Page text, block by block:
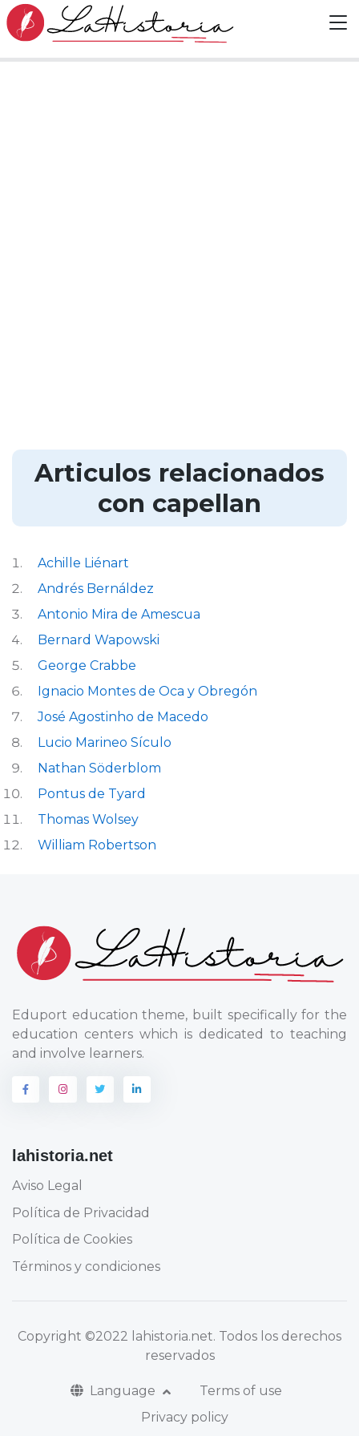
Articulos relacionados
con capellan
Achille Liénart
Andrés Bernáldez
Antonio Mira de Amescua
Bernard Wapowski
George Crabbe
Ignacio Montes de Oca y Obregón
José Agostinho de Macedo
Lucio Marineo Sículo
Nathan Söderblom
Pontus de Tyard
Thomas Wolsey
William Robertson
Eduport education theme, built specifically for the
education centers which is dedicated to teaching
and involve learners.
lahistoria.net
Aviso Legal
Política de Privacidad
Política de Cookies
Términos y condiciones
Copyright ©2022 lahistoria.net. Todos los derechos
reservados
Language
Terms of use
Privacy policy